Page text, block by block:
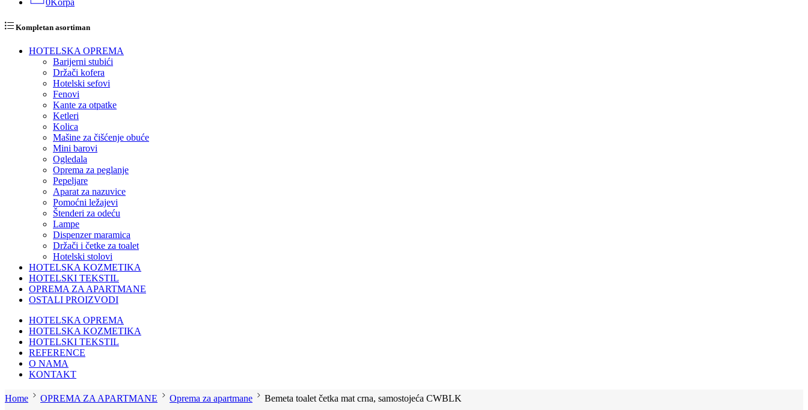
0Korpa
Kompletan asortiman
HOTELSKA OPREMA
Barijerni stubići
Držači kofera
Hotelski sefovi
Fenovi
Kante za otpatke
Ketleri
Kolica
Mašine za čišćenje obuće
Mini barovi
Ogledala
Oprema za peglanje
Pepeljare
Aparat za nazuvice
Pomoćni ležajevi
Štenderi za odeću
Lampe
Dispenzer maramica
Držači i četke za toalet
Hotelski stolovi
HOTELSKA KOZMETIKA
HOTELSKI TEKSTIL
OPREMA ZA APARTMANE
OSTALI PROIZVODI
HOTELSKA OPREMA
HOTELSKA KOZMETIKA
HOTELSKI TEKSTIL
REFERENCE
O NAMA
KONTAKT
Home OPREMA ZA APARTMANE Oprema za apartmane Bemeta toalet četka mat crna, samostojeća CWBLK